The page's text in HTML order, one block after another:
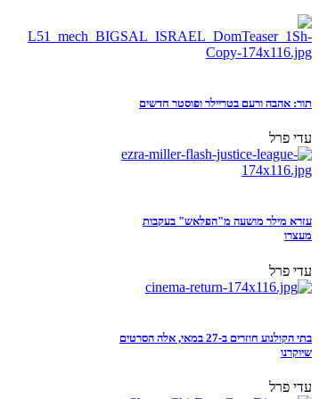
תור: אהבה ורעם בטריילר ופוסטר חדשים
עדי פרל
עזרא מילר מושעה מ"הפלאש" בעקבות
מעצרו
עדי פרל
בתי הקולנוע חוזרים ב-27 במאי, אלה הסרטים
שיוקרנו
עדי פרל